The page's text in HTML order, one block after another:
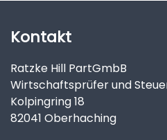
Kontakt
Ratzke Hill PartGmbB
Wirtschaftsprüfer und
Kolpingring 18
82041 Oberhaching